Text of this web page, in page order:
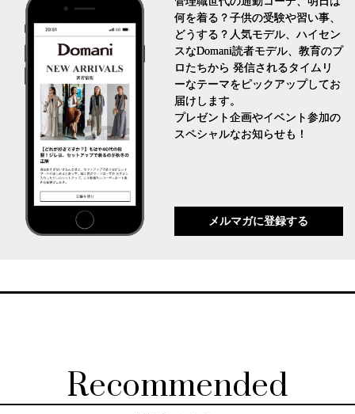
何を着る？子供の受験や習い事、
どうする？人気モデル、ハイセン
スなDomani読者モデル、教育のプ
ロたちから 発信されるタイムリ
ーなテーマをピックアップしてお
届けします。
プレゼント企画やイベント参加の
スペシャルなお知らせも！
メルマガに登録する
Recommended